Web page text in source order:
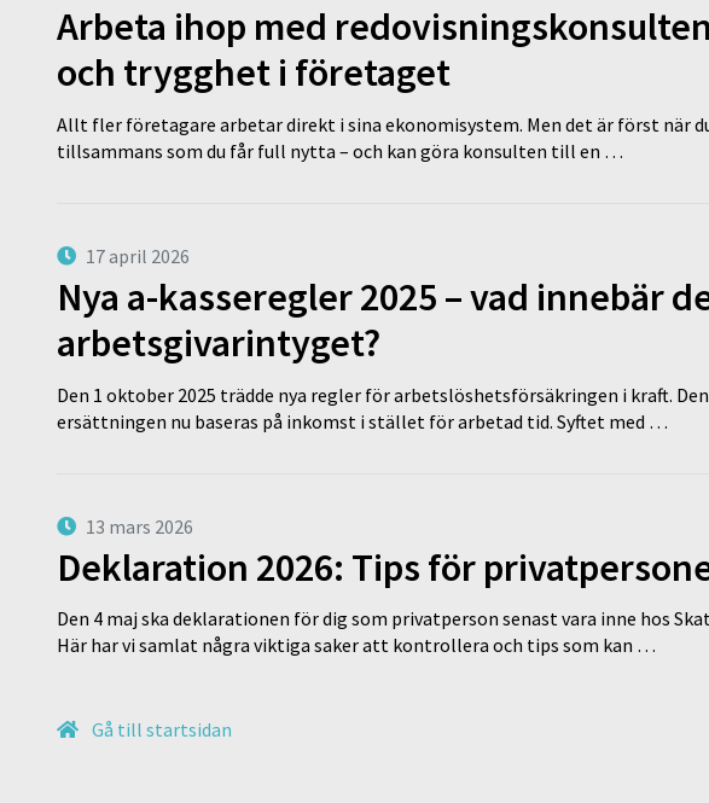
Arbeta ihop med
och trygghet i företaget
Allt fler företagare arbetar direkt i sina ekonomisystem. Men det är först när
tillsammans som du får full nytta – och kan göra konsulten till en …
17 april 2026
Nya a-kasseregler 2025 – vad innebär
arbetsgivarintyget?
Den 1 oktober 2025 trädde nya regler för arbetslöshetsförsäkringen i kraft.
ersättningen nu baseras på inkomst i stället för arbetad tid. Syftet med …
13 mars 2026
Deklaration 2026: Tips för
Den 4 maj ska deklarationen för dig som privatperson senast vara inne hos
Här har vi samlat några viktiga saker att kontrollera och tips som kan …
Gå till startsidan